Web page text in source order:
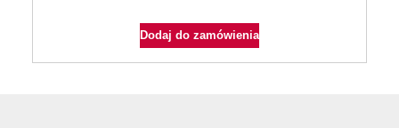
Dodaj do zamówienia